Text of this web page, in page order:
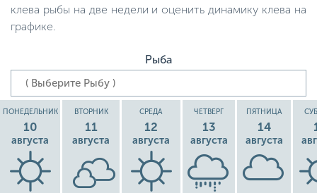
клева рыбы на две недели и оценить динамику клева на
графике.
Рыба
ПОНЕДЕЛЬНИК
10
августа
ВТОРНИК
11
августа
СРЕДА
12
августа
ЧЕТВЕРГ
13
августа
ПЯТНИЦА
14
августа